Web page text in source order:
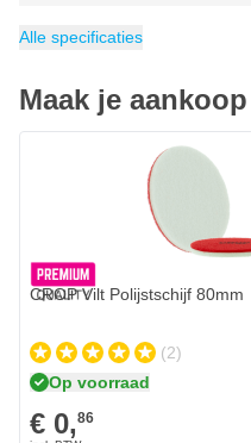
Categorie
Alle specificaties
Maak je
CROP Vilt Polijstschijf 80mm
(2)
Op voorraad
€ 0,86